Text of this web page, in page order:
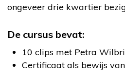
ongeveer drie kwartier
De cursus bevat:
10 clips met Petra
Certificaat als bewijs